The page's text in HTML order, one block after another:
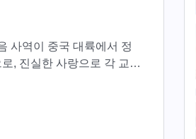
사역이 중국 대륙에서 정
, 진실한 사랑으로 각 교파